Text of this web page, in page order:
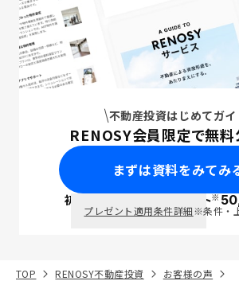
不動産投資はじめてガイ
RENOSY会員限定で無料
まずは資料をみてみ
初回面談で ポイント※
プレゼント適用条件詳細※条件・
TOP RENOSY不動産投資
お客様の声